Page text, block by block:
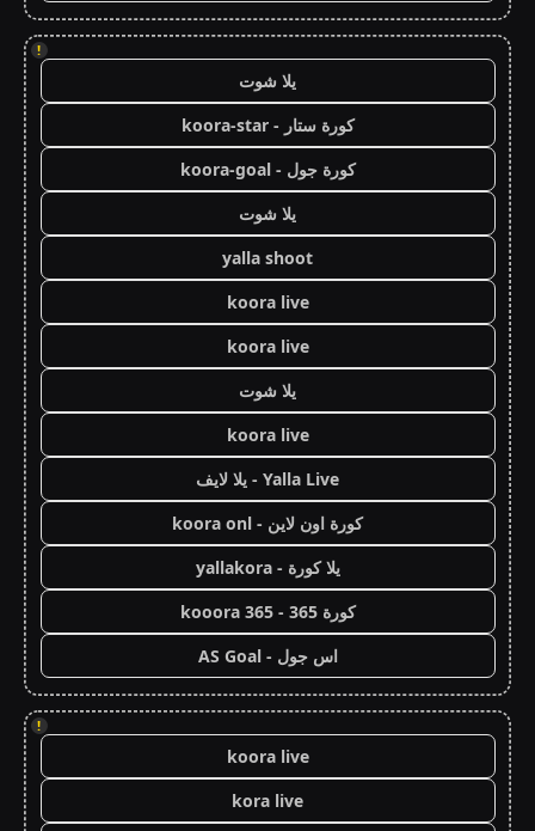
!
يلا شوت
كورة ستار - koora-star
كورة جول - koora-goal
يلا شوت
yalla shoot
koora live
koora live
يلا شوت
koora live
Yalla Live - يلا لايف
كورة اون لاين - koora onl
يلا كورة - yallakora
كورة 365 - kooora 365
اس جول - AS Goal
!
koora live
kora live